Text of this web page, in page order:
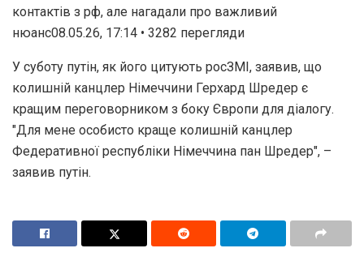
контактів з рф, але нагадали про важливий
нюанс08.05.26, 17:14 • 3282 перегляди
У суботу путін, як його цитують росЗМІ, заявив, що
колишній канцлер Німеччини Герхард Шредер є
кращим переговорником з боку Європи для діалогу.
"Для мене особисто краще колишній канцлер
Федеративної республіки Німеччина пан Шредер", –
заявив путін.